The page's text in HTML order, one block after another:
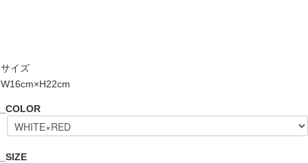
サイズ
W16cm×H22cm
_COLOR
_SIZE